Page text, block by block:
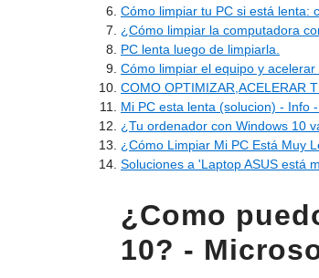
Cómo limpiar tu PC si está lenta:
¿Cómo limpiar la computadora
PC lenta luego de limpiarla.
Cómo limpiar el equipo y acelerar
COMO OPTIMIZAR,ACELERAR
Mi PC esta lenta (solucion) - Info -
¿Tu ordenador con Windows 10
¿Cómo Limpiar Mi PC Está Muy
Soluciones a 'Laptop ASUS está
¿Como
10? -